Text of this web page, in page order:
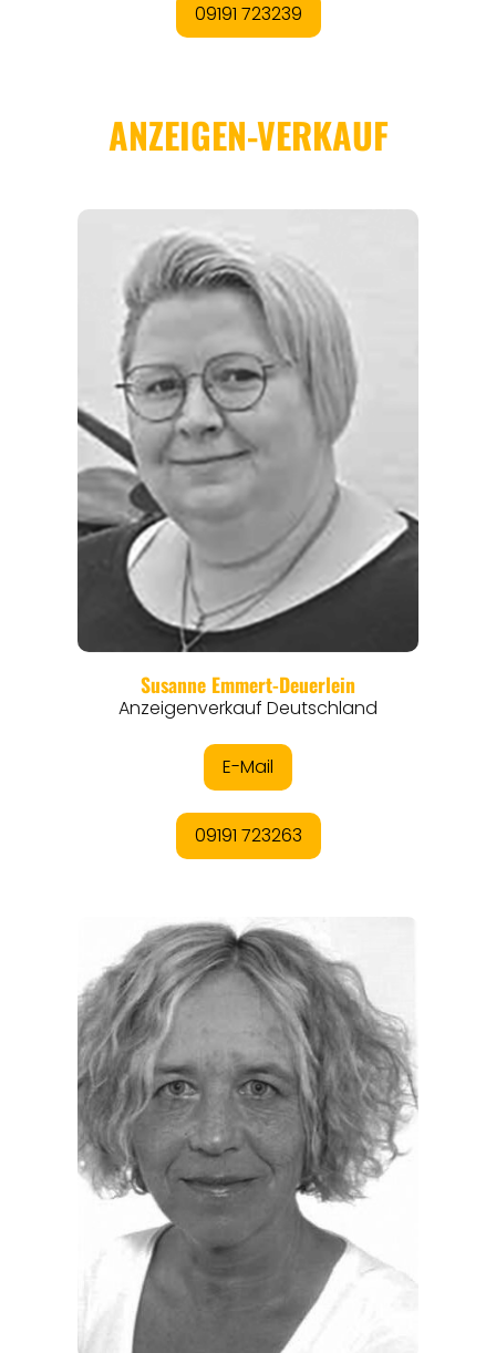
EVENTS
REISEFÜHRER
REISEMAGAZINE
THEMEN
ANGEBOTE